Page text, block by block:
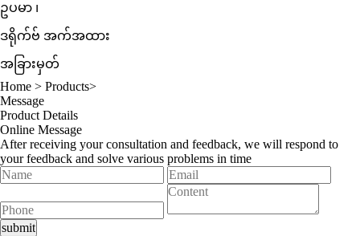
ဥပမာ ၊
ဒရိုက်ဗ် အက်အထား
အခြားမှတ်
Home > Products>
Message
Product Details
Online Message
After receiving your consultation and feedback, we will respond to
your feedback and solve various problems in time